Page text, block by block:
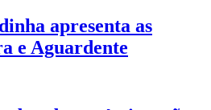
apresenta as
e Aguardente